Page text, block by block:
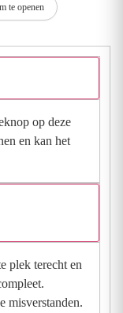
te openen
op deze
en kan het
plek terecht en
misverstanden.